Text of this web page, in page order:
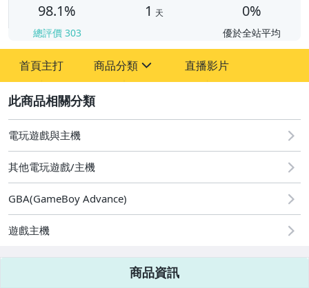
98.1%
總評價 303
1 天 0%
優於全站平均
首頁主打 商品分類
圖書/影音/文具
古董、藝術與礦石
手機、配件與通訊
電腦、平板與周邊
直播影片
電玩遊戲與主機
其他電玩遊戲/主機
GBA(GameBoy Advance)
遊戲主機
商品資訊